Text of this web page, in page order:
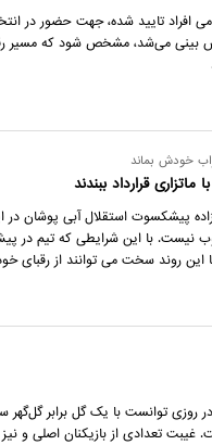
افراد تایید شده، جهت حضور در
می‌شد، مشخص شود که مسیر
خودش بماند
قرارداد ببندند
پیشکسوت استقلال آبی پوشان در
نیست. با این شرایطی که تیم در
روند سخت می توانند از رقبای
روزی توانست با یک گل برابر
غیبت تعدادی از بازیکنان اصلی و